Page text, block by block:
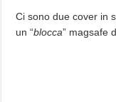
Ci sono due cover in
un “blocca” magsafe